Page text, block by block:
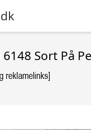
Sort På